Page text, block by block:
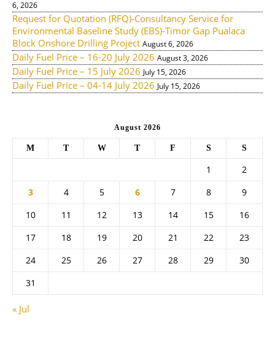
6, 2026
Request for Quotation (RFQ)-Consultancy Service for
Environmental Baseline Study (EBS)-Timor Gap Pualaca
Block Onshore Drilling Project August 6, 2026
Daily Fuel Price – 16-20 July 2026 August 3, 2026
Daily Fuel Price – 15 July 2026 July 15, 2026
Daily Fuel Price – 04-14 July 2026 July 15, 2026
August 2026
M T W T F S S
1
2
3
4 5 6 7 8
9
10
11 12 13 14 15
16
17
18 19 20 21 22
23
24
25 26 27 28 29
30
31
« Jul